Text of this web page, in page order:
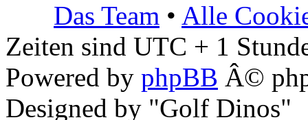
Das Team • Alle
Zeiten sind UTC + 1
Powered by phpBB Â©
Designed by "Golf Dinos"